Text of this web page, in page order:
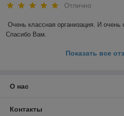
Отлично
Очень классная организация. И очень
Спасибо Вам.
Показать все
О нас
Контакты